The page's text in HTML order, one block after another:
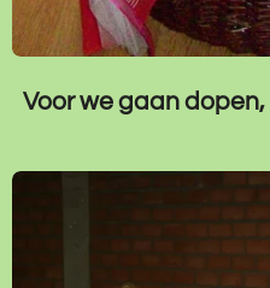
Voor we gaan